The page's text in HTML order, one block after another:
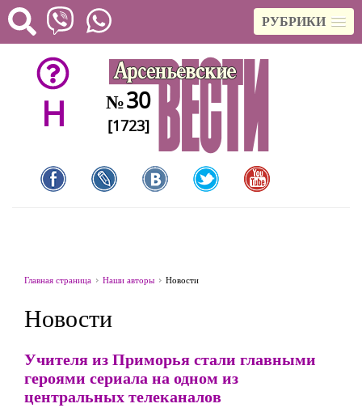
РУБРИКИ
H №30
[1723]
Главная страница Наши авторы Новости
Новости
Учителя из Приморья стали главными
героями сериала на одном из
центральных телеканалов